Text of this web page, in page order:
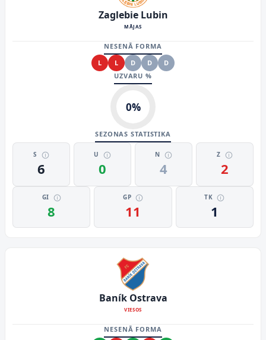
Zaglebie Lubin
MĀJAS
NESENĀ FORMA
L
L D D
D
UZVARU %
0%
SEZONAS STATISTIKA
S
6
U
0
N
4
Z
2
GI
8
GP
11
TK
1
Baník Ostrava
VIESOS
NESENĀ FORMA